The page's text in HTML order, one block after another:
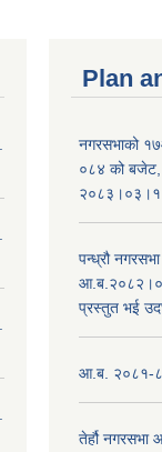
Plan
नगरसभाको
०८४ को बजेट,
पन्ध्रौ
प्रस्तुत भई
आ.ब. २०८१-८२
तेर्हौ